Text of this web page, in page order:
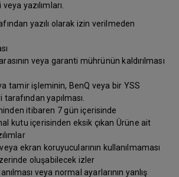
yazılımları.
yazılı olarak izin verilmeden
veya garanti mührünün kaldırılması
tamir işleminin, BenQ veya bir YSS
tarafından yapılması.
itibaren 7 gün içerisinde
kutu içerisinden eksik çıkan Ürüne ait
ekran koruyucularının kullanılmaması
oluşabilecek izler
veya normal ayarlarının yanlış